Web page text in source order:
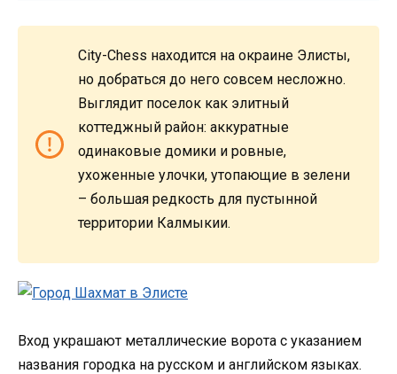
City-Chess находится на окраине Элисты,
но добраться до него совсем несложно.
Выглядит поселок как элитный
коттеджный район: аккуратные
одинаковые домики и ровные,
ухоженные улочки, утопающие в зелени
– большая редкость для пустынной
территории Калмыкии.
Вход украшают металлические ворота с указанием
названия городка на русском и английском языках.